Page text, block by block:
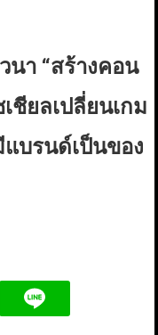
นา “สร้างคอน
ชียลเปลี่ยนเกม
บรนด์เป็นของ